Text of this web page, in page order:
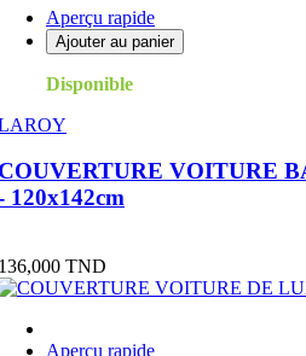
Aperçu rapide
Ajouter au panier
Disponible
VOITURE
120x142cm
TND
Aperçu rapide